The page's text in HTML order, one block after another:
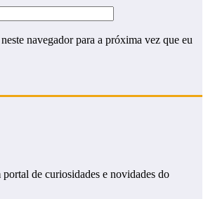
navegador para a próxima vez que eu
de curiosidades e novidades do